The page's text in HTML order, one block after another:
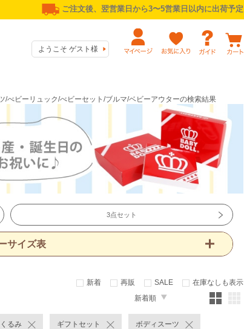
ご注文後、翌営業日から3〜5営業日以内に出荷予定
ようこそ ゲスト様
べビーリュック/べビーセット/ブルマ/ベビーアウターの検索結果
3点セット
サイズ表
新着 再販 SALE
在庫なしも表示
新着順
るみ ギフトセット ボディスーツ